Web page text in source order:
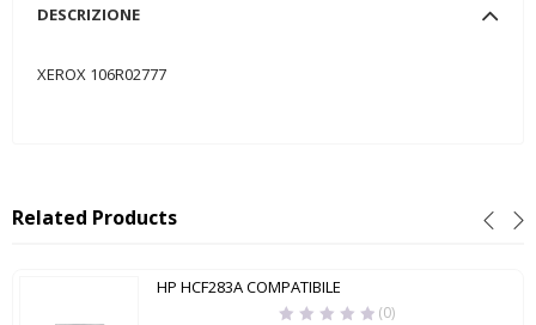
DESCRIZIONE
XEROX 106R02777
Related Products
HP HCF283A COMPATIBILE
(0)